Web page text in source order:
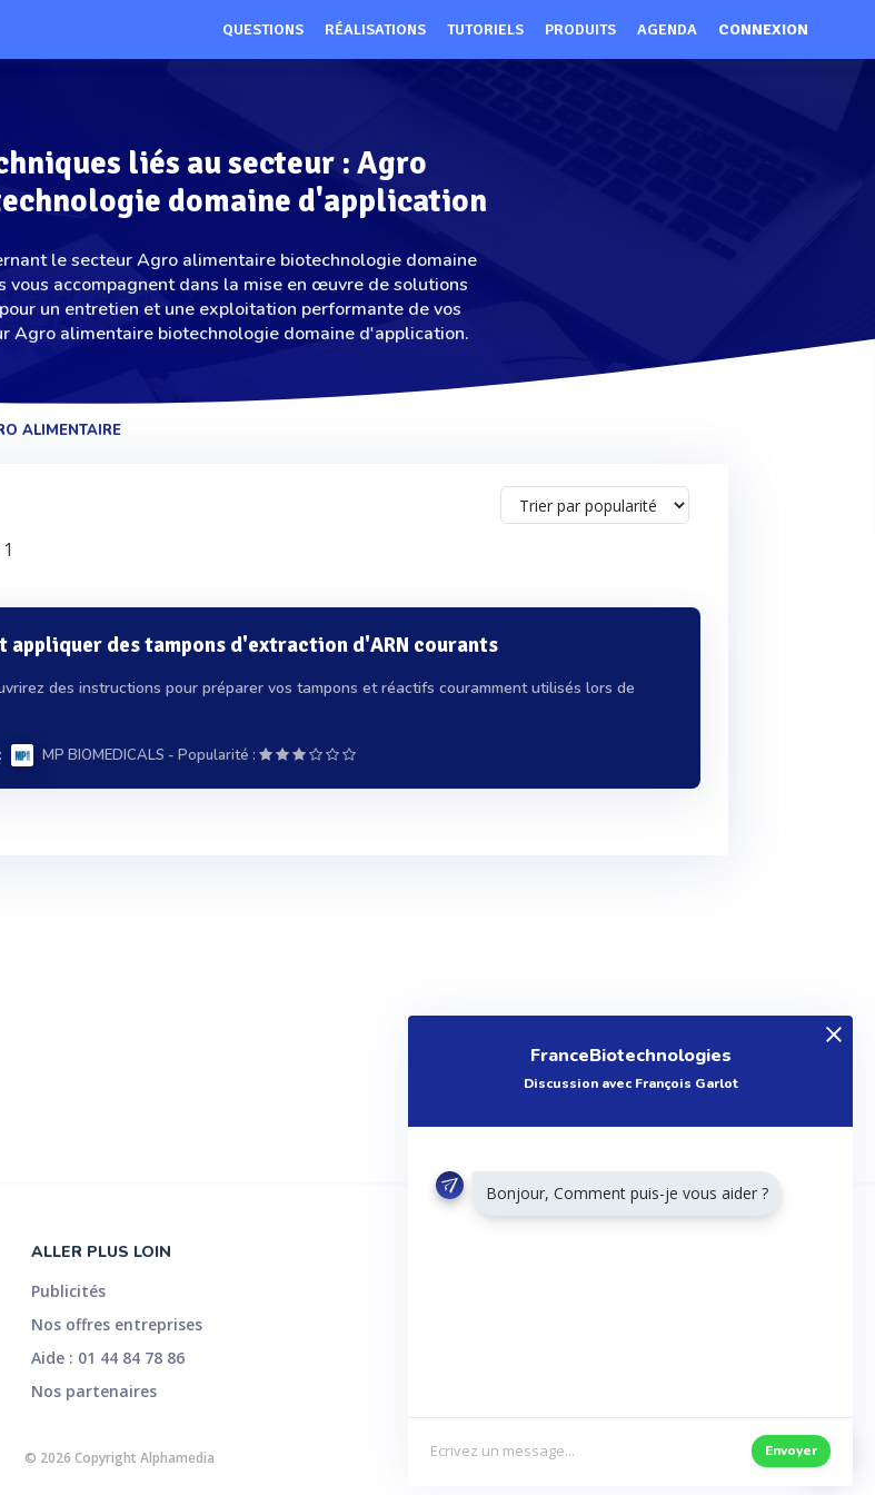
QUESTIONS RÉALISATIONS TUTORIELS PRODUITS AGENDA CONNEXION
liés au secteur : Agro
domaine d'application
le secteur Agro alimentaire biotechnologie domaine
vous accompagnent dans la mise en œuvre de solutions
un entretien et une exploitation performante de vos
Agro alimentaire biotechnologie domaine d'application.
ALIMENTAIRE
appliquer des tampons d'extraction d'ARN courants
des instructions pour préparer vos tampons et réactifs couramment utilisés lors de
MP BIOMEDICALS - Popularité :
ALLER PLUS LOIN
Publicités
Nos offres entreprises
Aide : 01 44 84 78 86
Nos partenaires
© 2026 Copyright Alphamedia
FranceBiotechnologies
Discussion avec François Garlot
Bonjour, Comment puis-je vous aider ?
Envoyer